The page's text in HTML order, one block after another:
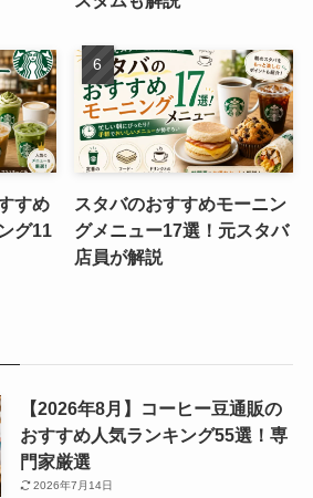
すめ
グ11
スタバのおすすめモーニン
グメニュー17選！元スタバ
店員が解説
【2026年8月】コーヒー豆通販の
おすすめ人気ランキング55選！専
門家厳選
2026年7月14日